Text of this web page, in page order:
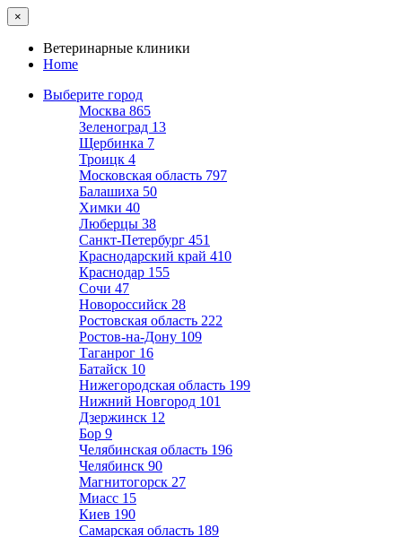
×
Ветеринарные клиники
Home
Выберите город
Москва 865
Зеленоград 13
Щербинка 7
Троицк 4
Московская область 797
Балашиха 50
Химки 40
Люберцы 38
Санкт-Петербург 451
Краснодарский край 410
Краснодар 155
Сочи 47
Новороссийск 28
Ростовская область 222
Ростов-на-Дону 109
Таганрог 16
Батайск 10
Нижегородская область 199
Нижний Новгород 101
Дзержинск 12
Бор 9
Челябинская область 196
Челябинск 90
Магнитогорск 27
Миасс 15
Киев 190
Самарская область 189